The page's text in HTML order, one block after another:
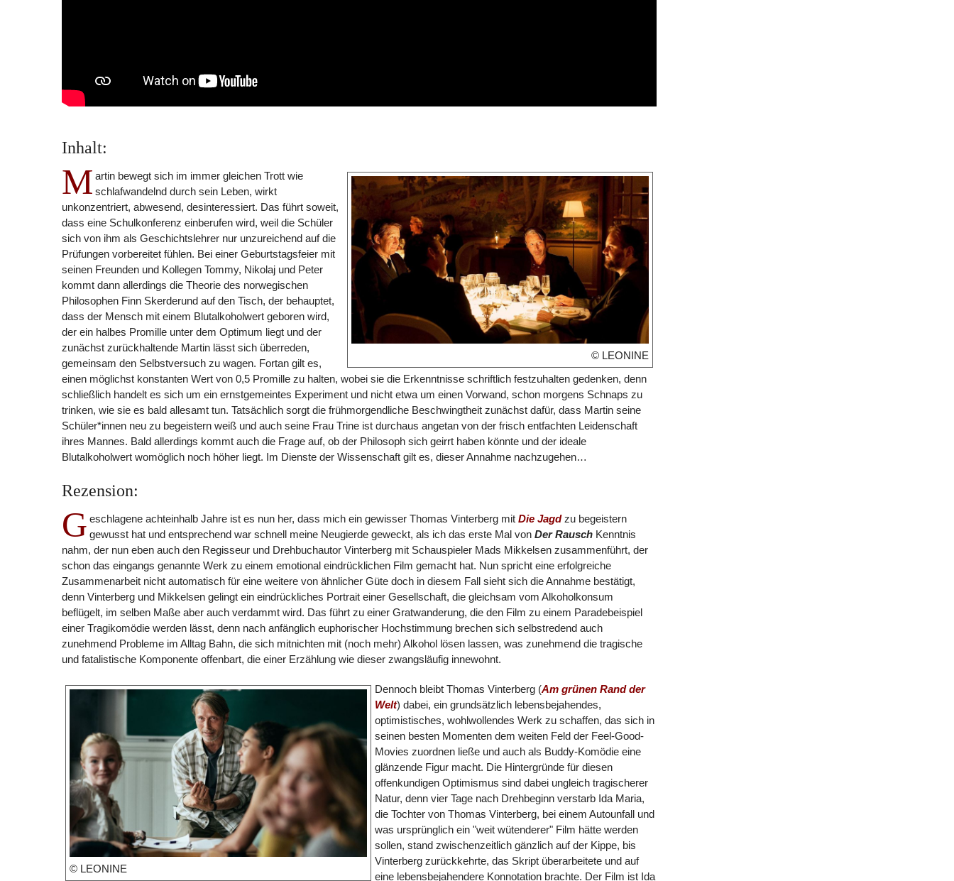
Inhalt:
© LEONINE
M artin bewegt sich im immer gleichen Trott wie
schlafwandelnd durch sein Leben, wirkt
unkonzentriert, abwesend, desinteressiert. Das führt soweit,
dass eine Schulkonferenz einberufen wird, weil die Schüler
sich von ihm als Geschichtslehrer nur unzureichend auf die
Prüfungen vorbereitet fühlen. Bei einer Geburtstagsfeier mit
seinen Freunden und Kollegen Tommy, Nikolaj und Peter
kommt dann allerdings die Theorie des norwegischen
Philosophen Finn Skerderund auf den Tisch, der behauptet,
dass der Mensch mit einem Blutalkoholwert geboren wird,
der ein halbes Promille unter dem Optimum liegt und der
zunächst zurückhaltende Martin lässt sich überreden,
gemeinsam den Selbstversuch zu wagen. Fortan gilt es,
einen möglichst konstanten Wert von 0,5 Promille zu halten, wobei sie die Erkenntnisse schriftlich festzuhalten gedenken, denn
schließlich handelt es sich um ein ernstgemeintes Experiment und nicht etwa um einen Vorwand, schon morgens Schnaps zu
trinken, wie sie es bald allesamt tun. Tatsächlich sorgt die frühmorgendliche Beschwingtheit zunächst dafür, dass Martin seine
Schüler*innen neu zu begeistern weiß und auch seine Frau Trine ist durchaus angetan von der frisch entfachten Leidenschaft
ihres Mannes. Bald allerdings kommt auch die Frage auf, ob der Philosoph sich geirrt haben könnte und der ideale
Blutalkoholwert womöglich noch höher liegt. Im Dienste der Wissenschaft gilt es, dieser Annahme nachzugehen…
Rezension:
G eschlagene achteinhalb Jahre ist es nun her, dass mich ein gewisser Thomas Vinterberg mit Die Jagdzu begeistern
gewusst hat und entsprechend war schnell meine Neugierde geweckt, als ich das erste Mal von Der Rausch Kenntnis
nahm, der nun eben auch den Regisseur und Drehbuchautor Vinterberg mit Schauspieler Mads Mikkelsen zusammenführt, der
schon das eingangs genannte Werk zu einem emotional eindrücklichen Film gemacht hat. Nun spricht eine erfolgreiche
Zusammenarbeit nicht automatisch für eine weitere von ähnlicher Güte doch in diesem Fall sieht sich die Annahme bestätigt,
denn Vinterberg und Mikkelsen gelingt ein eindrückliches Portrait einer Gesellschaft, die gleichsam vom Alkoholkonsum
beflügelt, im selben Maße aber auch verdammt wird. Das führt zu einer Gratwanderung, die den Film zu einem Paradebeispiel
einer Tragikomödie werden lässt, denn nach anfänglich euphorischer Hochstimmung brechen sich selbstredend auch
zunehmend Probleme im Alltag Bahn, die sich mitnichten mit (noch mehr) Alkohol lösen lassen, was zunehmend die tragische
und fatalistische Komponente offenbart, die einer Erzählung wie dieser zwangsläufig innewohnt.
© LEONINE
Dennoch bleibt Thomas Vinterberg (Am grünen Rand der
Welt) dabei, ein grundsätzlich lebensbejahendes,
optimistisches, wohlwollendes Werk zu schaffen, das sich in
seinen besten Momenten dem weiten Feld der Feel-Good-
Movies zuordnen ließe und auch als Buddy-Komödie eine
glänzende Figur macht. Die Hintergründe für diesen
offenkundigen Optimismus sind dabei ungleich tragischerer
Natur, denn vier Tage nach Drehbeginn verstarb Ida Maria,
die Tochter von Thomas Vinterberg, bei einem Autounfall und
was ursprünglich ein "weit wütenderer" Film hätte werden
sollen, stand zwischenzeitlich gänzlich auf der Kippe, bis
Vinterberg zurückkehrte, das Skript überarbeitete und auf
eine lebensbejahendere Konnotation brachte. Der Film ist Ida